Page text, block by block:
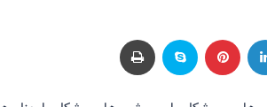
پینتریست اسکایپ چاپ